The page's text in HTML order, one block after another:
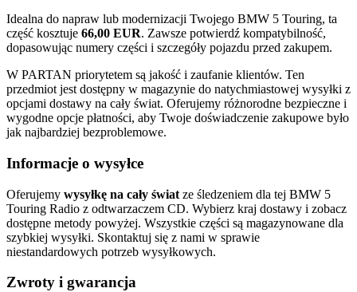
Idealna do napraw lub modernizacji Twojego BMW 5 Touring, ta
część kosztuje 66,00 EUR. Zawsze potwierdź kompatybilność,
dopasowując numery części i szczegóły pojazdu przed zakupem.
W PARTAN priorytetem są jakość i zaufanie klientów. Ten
przedmiot jest dostępny w magazynie do natychmiastowej wysyłki z
opcjami dostawy na cały świat. Oferujemy różnorodne bezpieczne i
wygodne opcje płatności, aby Twoje doświadczenie zakupowe było
jak najbardziej bezproblemowe.
Informacje o wysyłce
Oferujemy wysyłkę na cały świat ze śledzeniem dla tej BMW 5
Touring Radio z odtwarzaczem CD. Wybierz kraj dostawy i zobacz
dostępne metody powyżej. Wszystkie części są magazynowane dla
szybkiej wysyłki. Skontaktuj się z nami w sprawie
niestandardowych potrzeb wysyłkowych.
Zwroty i gwarancja